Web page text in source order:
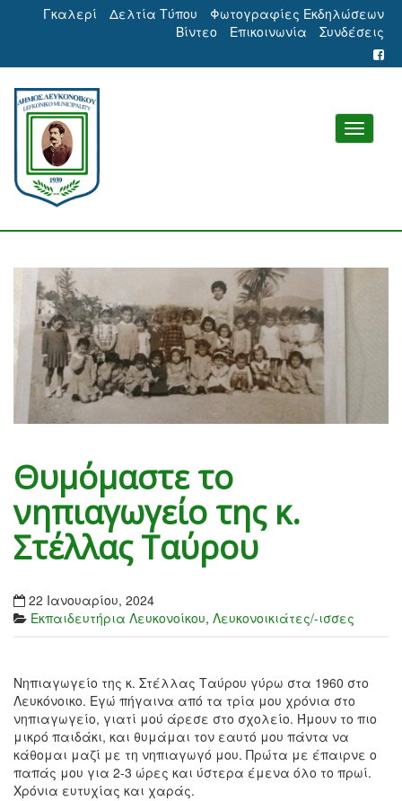
Γκαλερί Δελτία Τύπου
Φωτογραφίες Εκδηλώσεων
Βίντεο
Επικοινωνία Συνδέσεις
Θυμόμαστε το
νηπιαγωγείο της κ.
Στέλλας Ταύρου
22 Ιανουαρίου, 2024
Εκπαιδευτήρια Λευκονοίκου, Λευκονοικιάτες/-ισσες
Νηπιαγωγείο της κ. Στέλλας Ταύρου γύρω στα 1960 στο
Λευκόνοικο. Εγώ πήγαινα από τα τρία μου χρόνια στο
νηπιαγωγείο, γιατί μού άρεσε στο σχολείο. Ήμουν το πιο
μικρό παιδάκι, και θυμάμαι τον εαυτό μου πάντα να
κάθομαι μαζί με τη νηπιαγωγό μου. Πρώτα με έπαιρνε ο
παπάς μου για 2-3 ώρες και ύστερα έμενα όλο το πρωί.
Χρόνια ευτυχίας και χαράς.